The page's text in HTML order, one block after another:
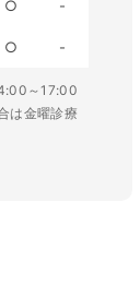
○ -
○ -
～17:00
は金曜診療